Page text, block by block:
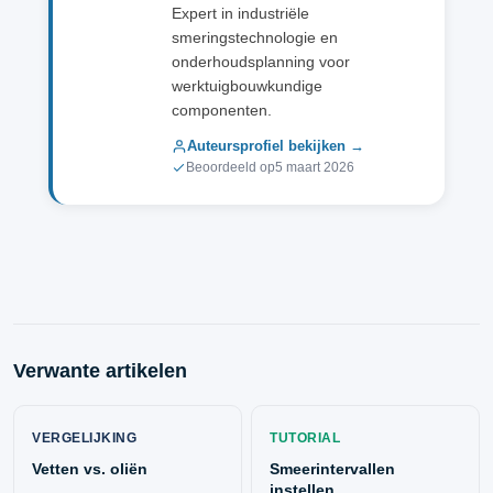
Expert in industriële
smeringstechnologie en
onderhoudsplanning voor
werktuigbouwkundige
componenten.
Auteursprofiel bekijken →
Beoordeeld op5 maart 2026
Verwante artikelen
VERGELIJKING
Vetten vs. oliën
TUTORIAL
Smeerintervallen